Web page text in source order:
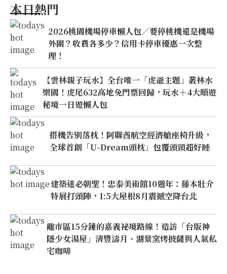
本日熱門
2026桃園機場停車懶人包／要停桃機還是機場
外圍？收費各多少？信用卡停車優惠一次整
理！
【雲林親子玩水】全台唯一「虎爺主題」叢林水
樂園！虎尾632高地免門票回歸，玩水＋4大順遊
秘境一日遊懶人包
搭機告別落枕！阿聯酋航空經濟艙座椅升級，
全球首創「U-Dream頭枕」包覆頭頸超好睡
建築迷必朝聖！忠泰美術館10週年：藤本壯介
特展打頭陣，1:5大屋根8月震撼空降台北
離市區15分鐘的嘉義祕境路線！造訪「台版神
隱少女湯屋」清豐濤月、湖景窯烤披薩與人氣私
宅咖啡